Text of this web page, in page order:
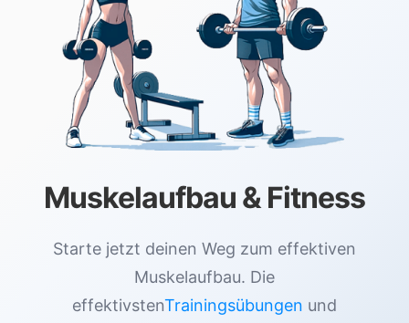
Muskelaufbau & Fitness
Starte jetzt deinen Weg zum effektiven
Muskelaufbau. Die
effektivstenTrainingsübungen und